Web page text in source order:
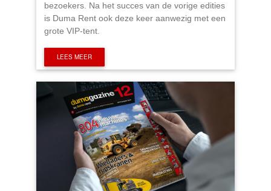
bezoekers. Na het succes van de vorige edities
is Duma Rent ook deze keer aanwezig met een
grote VIP-tent.
LEES MEER